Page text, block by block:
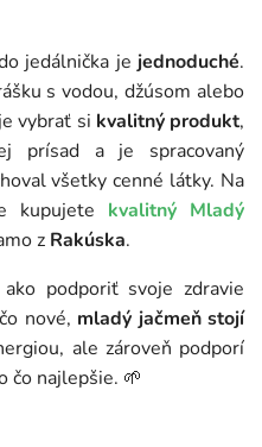
jedálnička je jednoduché.
s vodou, džúsom alebo
vybrať si kvalitný produkt,
prísad a je spracovaný
všetky cenné látky. Na
kupujete kvalitný Mladý
z Rakúska.
podporiť svoje zdravie
nové, mladý jačmeň stojí
ale zároveň podporí
čo najlepšie. 🌱